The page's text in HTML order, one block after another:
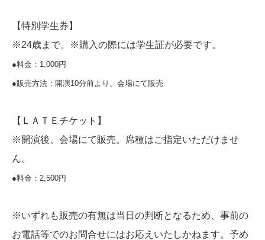
【特別学生券】
※24歳まで。※購入の際には学生証が必要です。
●料金：1,000円
●販売方法：開演10分前より、会場にて販売
【ＬＡＴＥチケット】
※開演後、会場にて販売。席種はご指定いただけませ
ん。
●料金：2,500円
※いずれも販売の有無は当日の判断となるため、事前の
お電話等でのお問合せにはお応えいたしかねます。予め